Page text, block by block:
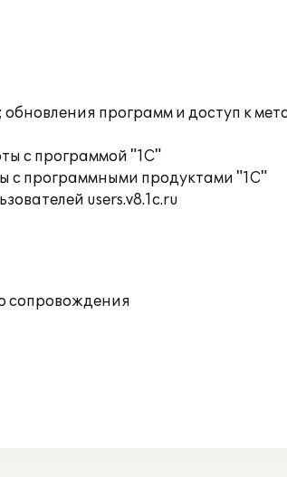
программ и доступ к
с программой "1С"
с программными продуктами "1С"
users.v8.1c.ru
сопровождения